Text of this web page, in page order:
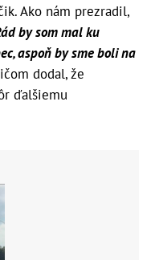
Ako nám prezradil,
by som mal ku
aspoň by sme boli na
dodal, že
ďalšiemu